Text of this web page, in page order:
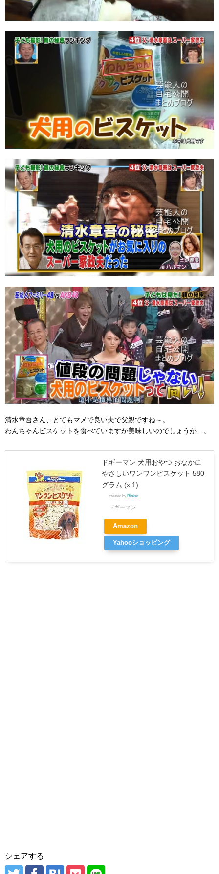
清水章吾さん、とてもマメで良い夫で父親ですね～。
わんちゃんビスケットを食べていますが美味しいのでしょうか…。
ドギーマン 犬用おやつ おなかに
やさしいワンワンビスケット 580
グラム (x 1)
created by Rinker
ドギーマン
Amazon
Yahooショッピング
シェアする